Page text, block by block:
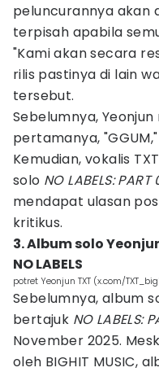
peluncurannya akan
terpisah apabila
"Kami akan secara
rilis pastinya di lain
tersebut.
Sebelumnya, Yeonjun
pertamanya,
Kemudian, vokalis
solo NO LABELS: PART
mendapat ulasan
kritikus.
3. Album solo
NO LABELS
potret Yeonjun TXT (x.com/
Sebelumnya, album
bertajuk NO LABELS:
November 2025.
oleh BIGHIT MUSIC,